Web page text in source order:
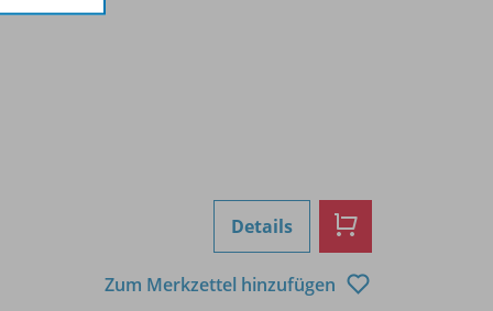
Details
Zum Merkzettel hinzufügen